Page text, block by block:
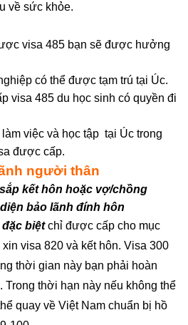
về sức khỏe.
visa 485 bạn sẽ được hưởng
có thể được tạm trú tại Úc.
visa 485 du học sinh có quyền đi
việc và học tập tại Úc trong
được cấp.
người thân
kết hôn hoặc vợ/chồng
bảo lãnh đính hôn
đặc biệt chỉ được cấp cho mục
visa 820 và kết hôn. Visa 300
thời gian này bạn phải hoàn
Trong thời hạn này nếu không thể
quay về Việt Nam chuẩn bị hồ